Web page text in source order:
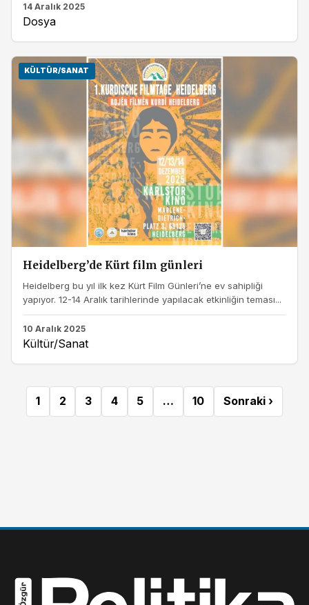
14 Aralık 2025
Dosya
KÜLTÜR/SANAT
Heidelberg’de Kürt film günleri
Heidelberg bu yıl ilk kez Kürt Film Günleri’ne ev sahipliği
yapıyor. 12-14 Aralık tarihlerinde yapılacak etkinliğin teması...
10 Aralık 2025
Kültür/Sanat
1 2 3 4 5 … 10 Sonraki ›